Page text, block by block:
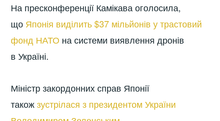
На пресконференції Камікава оголосила,
що Японія виділить $37 мільйонів у трастовий
фонд НАТО на системи виявлення дронів
в Україні.
Міністр закордонних справ Японії
такожзустрілася з президентом України